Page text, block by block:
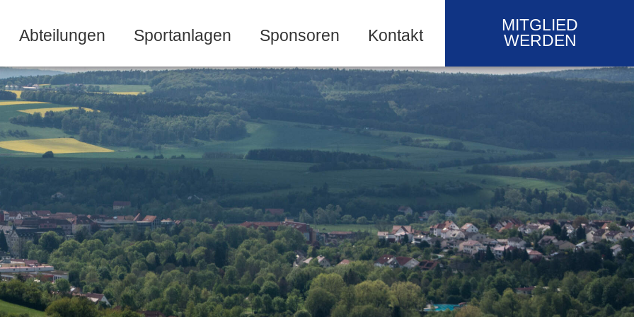
Abteilungen Sportanlagen Sponsoren Kontakt
MITGLIED
WERDEN